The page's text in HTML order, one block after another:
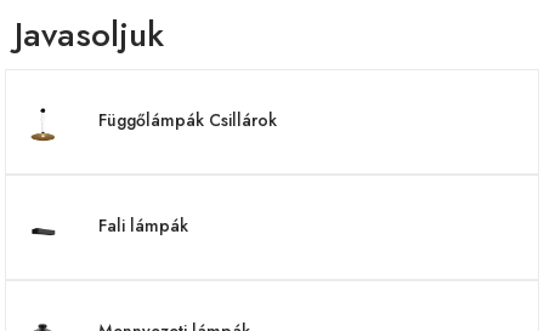
Javasoljuk
Függőlámpák Csillárok
Fali lámpák